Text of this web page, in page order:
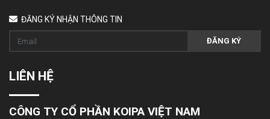
ĐĂNG KÝ NHẬN THÔNG TIN
ĐĂNG KÝ
LIÊN HỆ
CÔNG TY CỔ PHẦN KOIPA VIỆT NAM